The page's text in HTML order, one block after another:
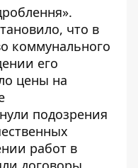
».
что в
коммунального
его
цены на
подозрения
работ в